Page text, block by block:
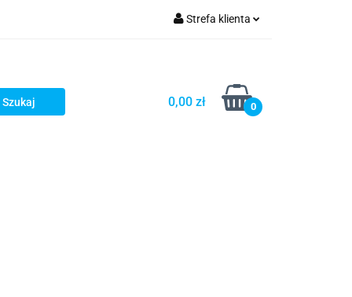
Strefa klienta
Zarejestruj się
Dodaj zgłoszenie
0,00 zł 0